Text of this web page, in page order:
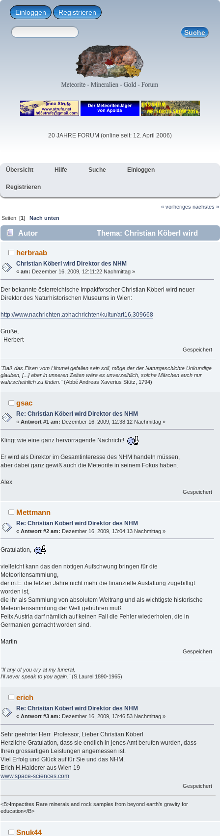
Einloggen Registrieren
20 JAHRE FORUM (online seit: 12. April 2006)
Übersicht Hilfe Suche Einloggen
Registrieren
« vorheriges nächstes »
Seiten: [1]Nach unten
Autor
Thema: Christian Köberl wird
Direktor des NHM (Gelesen 4624 mal)
herbraab
Christian Köberl wird Direktor des NHM
«am: Dezember 16, 2009, 12:11:22 Nachmittag »
Der bekannte österreichische Impaktforscher Christian Köberl wird neuer
Direktor des Naturhistorischen Museums in Wien:
http://www.nachrichten.at/nachrichten/kultur/art16,309668
Grüße,
Herbert
Gespeichert
"Daß das Eisen vom Himmel gefallen sein soll, möge der der Naturgeschichte Unkundige
glauben, [...] aber in unseren Zeiten wäre es unverzeihlich, solche Märchen auch nur
wahrscheinlich zu finden."(Abbé Andreas Xaverius Stütz, 1794)
gsac
Re: Christian Köberl wird Direktor des NHM
«Antwort #1 am: Dezember 16, 2009, 12:38:12 Nachmittag »
Klingt wie eine ganz hervorragende Nachricht!
Er wird als Direktor im Gesamtinteresse des NHM handeln müssen,
aber dabei ganz gewiß auch die Meteorite in seinem Fokus haben.
Alex
Gespeichert
Mettmann
Re: Christian Köberl wird Direktor des NHM
«Antwort #2 am: Dezember 16, 2009, 13:04:13 Nachmittag »
Gratulation,
vielleicht kann das den nötigen Aufschwung bringen für die
Meteoritensammlung,
der m.E. die letzten Jahre nicht mehr die finanzielle Austattung zugebilligt
worden ist,
die ihr als Sammlung von absolutem Weltrang und als wichtigste historische
Meteoritensammlung der Welt gebühren muß.
Felix Austria darf nämlich auf keinen Fall die Fehler wiederholen, die in
Germanien gemacht worden sind.
Martin
Gespeichert
"If any of you cry at my funeral,
I'll never speak to you again."(S.Laurel 1890-1965)
erich
Re: Christian Köberl wird Direktor des NHM
«Antwort #3 am: Dezember 16, 2009, 13:46:53 Nachmittag »
Sehr geehrter Herr Professor, Lieber Christian Köberl
Herzliche Gratulation, dass sie endlich in jenes Amt berufen wurden, dass
Ihren grossartigen Leistungen angemessen ist.
Viel Erfolg und Glück auf für Sie und das NHM.
Erich H.Haiderer aus Wien 19
www.space-sciences.com
Gespeichert
<B>Impactites Rare minerals and rock samples from beyond earth's gravity for
education</B>
Snuk44